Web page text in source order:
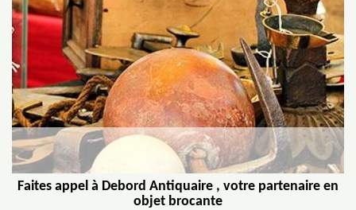
Faites appel à Debord Antiquaire , votre partenaire en
objet brocante